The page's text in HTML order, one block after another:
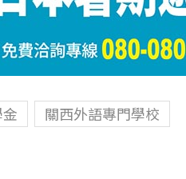
關西外語專門學校